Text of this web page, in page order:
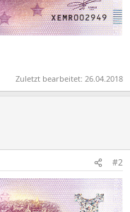
Zuletzt bearbeitet: 26.04.2018
#2